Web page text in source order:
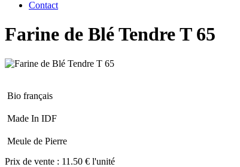
Contact
Farine de Blé Tendre T 65
Bio français
Made In IDF
Meule de Pierre
Prix de vente : 11.50 € l'unité